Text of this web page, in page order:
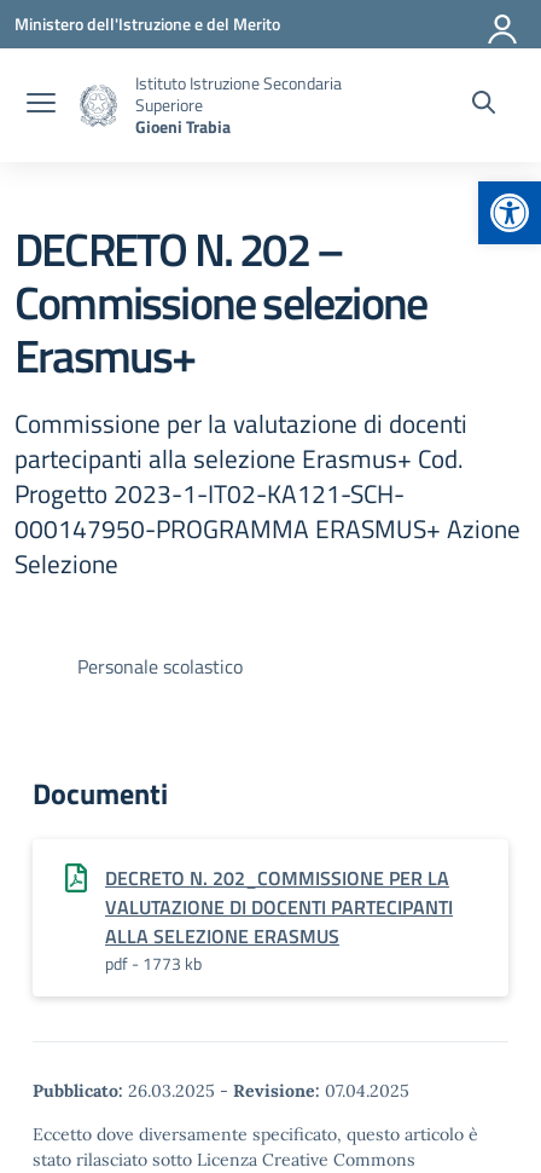
Vai ai contenuti
Vai al menu di navigazione
Vai al footer
Ministero dell'Istruzione e del Merito
Istituto Istruzione Secondaria
Superiore
Gioeni Trabia
DECRETO N. 202 –
Commissione selezione
Erasmus+
Commissione per la valutazione di docenti
partecipanti alla selezione Erasmus+ Cod.
Progetto 2023-1-IT02-KA121-SCH-
000147950-PROGRAMMA ERASMUS+ Azione
Selezione
Personale scolastico
Documenti
DECRETO N. 202_COMMISSIONE PER LA
VALUTAZIONE DI DOCENTI PARTECIPANTI
ALLA SELEZIONE ERASMUS
pdf - 1773 kb
Pubblicato: 26.03.2025 - Revisione: 07.04.2025
Eccetto dove diversamente specificato, questo articolo è
stato rilasciato sotto Licenza Creative Commons